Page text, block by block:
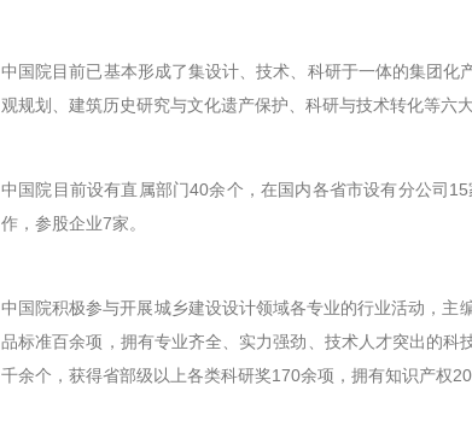
中国院目前已基本形成了集设计、技术、科研于一体的集团
观规划、建筑历史研究与文化遗产保护、科研与技术转化等六大
中国院目前设有直属部门40余个，在国内各省市设有分公司
作，参股企业7家。
中国院积极参与开展城乡建设设计领域各专业的行业活动，
品标准百余项，拥有专业齐全、实力强劲、技术人才突出的
千余个，获得省部级以上各类科研奖170余项，拥有知识产权